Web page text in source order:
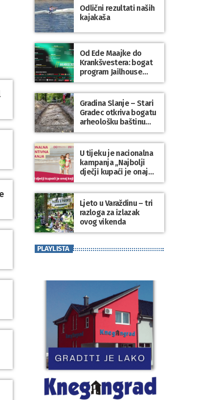
Odlični rezultati naših
kajakaša
Od Ede Maajke do
Krankšvestera: bogat
program Jailhouse
Festivala 2026. u
Lepoglavi
Gradina Slanje – Stari
Gradec otkriva bogatu
arheološku baštinu
Varaždinske županije
U tijeku je nacionalna
kampanja „Najbolji
dječji kupaći je onaj
koji se nosi“
Ljeto u Varaždinu – tri
razloga za izlazak
ovog vikenda
PLAYLISTA